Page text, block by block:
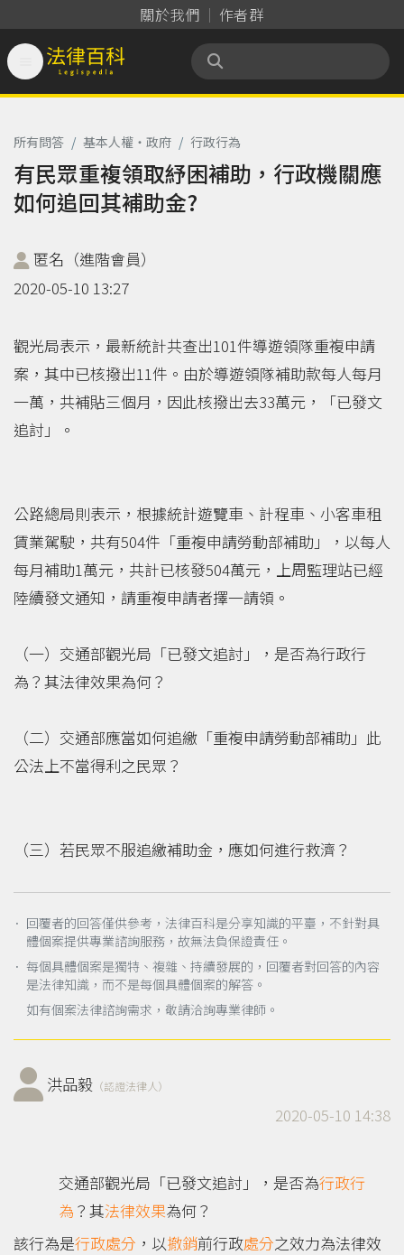
關於我們 作者群
法律百科 Legispedia
所有問答 / 基本人權‧政府 / 行政行為
有民眾重複領取紓困補助，行政機關應
如何追回其補助金?
匿名（進階會員）
2020-05-10 13:27
觀光局表示，最新統計共查出101件導遊領隊重複申請
案，其中已核撥出11件。由於導遊領隊補助款每人每月
一萬，共補貼三個月，因此核撥出去33萬元，「已發文
追討」。
公路總局則表示，根據統計遊覽車、計程車、小客車租
賃業駕駛，共有504件「重複申請勞動部補助」，以每人
每月補助1萬元，共計已核發504萬元，上周監理站已經
陸續發文通知，請重複申請者擇一請領。
（一）交通部觀光局「已發文追討」，是否為行政行
為？其法律效果為何？
（二）交通部應當如何追繳「重複申請勞動部補助」此
公法上不當得利之民眾？
（三）若民眾不服追繳補助金，應如何進行救濟？
． 回覆者的回答僅供參考，法律百科是分享知識的平臺，不針對具
體個案提供專業諮詢服務，故無法負保證責任。
． 每個具體個案是獨特、複雜、持續發展的，回覆者對回答的內容
是法律知識，而不是每個具體個案的解答。
如有個案法律諮詢需求，敬請洽詢專業律師。
洪品毅 （認證法律人）
2020-05-10 14:38
交通部觀光局「已發文追討」，是否為行政行
為 ？其法律效果為何？
該行為是行政處分 ，以撤銷前行政處分之效力為法律效